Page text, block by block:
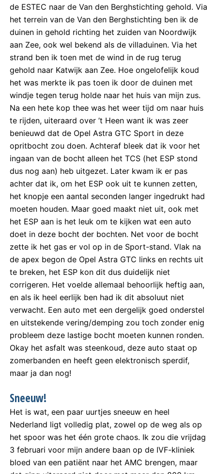
de ESTEC naar de Van den Berghstichting gehold. Via
het terrein van de Van den Berghstichting ben ik de
duinen in gehold richting het zuiden van Noordwijk
aan Zee, ook wel bekend als de villaduinen. Via het
strand ben ik toen met de wind in de rug terug
gehold naar Katwijk aan Zee. Hoe ongelofelijk koud
het was merkte ik pas toen ik door de duinen met
windje tegen terug holde naar het huis van mijn zus.
Na een hete kop thee was het weer tijd om naar huis
te rijden, uiteraard over ’t Heen want ik was zeer
benieuwd dat de Opel Astra GTC Sport in deze
opritbocht zou doen. Achteraf bleek dat ik voor het
ingaan van de bocht alleen het TCS (het ESP stond
dus nog aan) heb uitgezet. Later kwam ik er pas
achter dat ik, om het ESP ook uit te kunnen zetten,
het knopje een aantal seconden langer ingedrukt had
moeten houden. Maar goed maakt niet uit, ook met
het ESP aan is het leuk om te kijken wat een auto
doet in deze bocht der bochten. Net voor de bocht
zette ik het gas er vol op in de Sport-stand. Vlak na
de apex begon de Opel Astra GTC links en rechts uit
te breken, het ESP kon dit dus duidelijk niet
corrigeren. Het voelde allemaal behoorlijk heftig aan,
en als ik heel eerlijk ben had ik dit absoluut niet
verwacht. Een auto met een dergelijk goed onderstel
en uitstekende vering/demping zou toch zonder enig
probleem deze lastige bocht moeten kunnen ronden.
Okay het asfalt was steenkoud, deze auto staat op
zomerbanden en heeft geen elektronisch sperdif,
maar ja dan nog!
Sneeuw!
Het is wat, een paar uurtjes sneeuw en heel
Nederland ligt volledig plat, zowel op de weg als op
het spoor was het één grote chaos. Ik zou die vrijdag
3 februari voor mijn andere baan op de IVF-kliniek
bloed van een patiënt naar het AMC brengen, maar